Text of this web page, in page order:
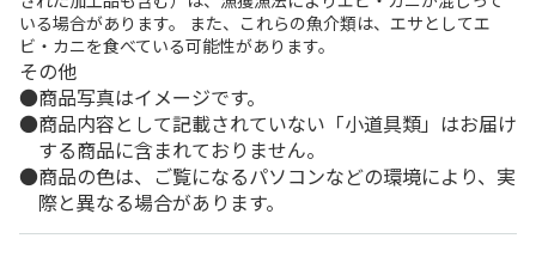
いる場合があります。 また、これらの魚介類は、エサとしてエ
ビ・カニを食べている可能性があります。
その他
商品写真はイメージです。
商品内容として記載されていない「小道具類」はお届け
する商品に含まれておりません。
商品の色は、ご覧になるパソコンなどの環境により、実
際と異なる場合があります。